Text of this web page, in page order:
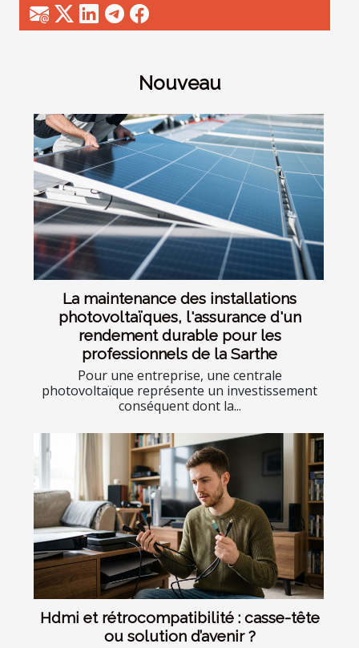
Nouveau
La maintenance des installations
photovoltaïques, l'assurance d'un
rendement durable pour les
professionnels de la Sarthe
Pour une entreprise, une centrale
photovoltaïque représente un investissement
conséquent dont la...
Hdmi et rétrocompatibilité : casse-tête
ou solution d’avenir ?